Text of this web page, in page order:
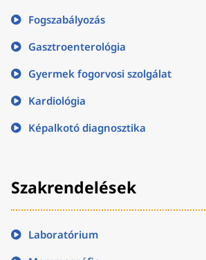
Fogszabályozás
Gasztroenterológia
Gyermek fogorvosi szolgálat
Kardiológia
Képalkotó diagnosztika
Szakrendelések
Laboratórium